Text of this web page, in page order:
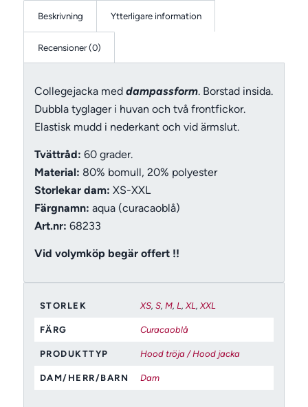
Beskrivning Ytterligare information
Recensioner (0)
Collegejacka med dampassform. Borstad insida.
Dubbla tyglager i huvan och två frontfickor.
Elastisk mudd i nederkant och vid ärmslut.
Tvättråd: 60 grader.
Material: 80% bomull, 20% polyester
Storlekar dam: XS-XXL
Färgnamn: aqua (curacaoblå)
Art.nr: 68233
Vid volymköp begär offert !!
STORLEK XS, S, M, L,XL,XXL
FÄRG Curacaoblå
PRODUKTTYP Hood tröja / Hood jacka
DAM/HERR/BARN Dam